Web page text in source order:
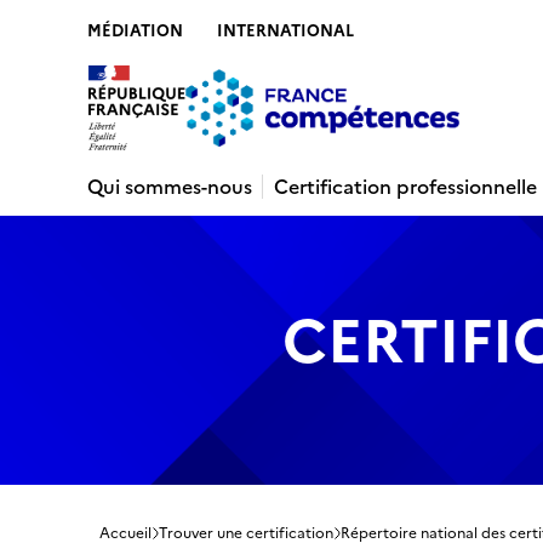
MÉDIATION INTERNATIONAL
Qui sommes-nous
Certification professionnelle
Accueil Trouver une certification Répertoire national des